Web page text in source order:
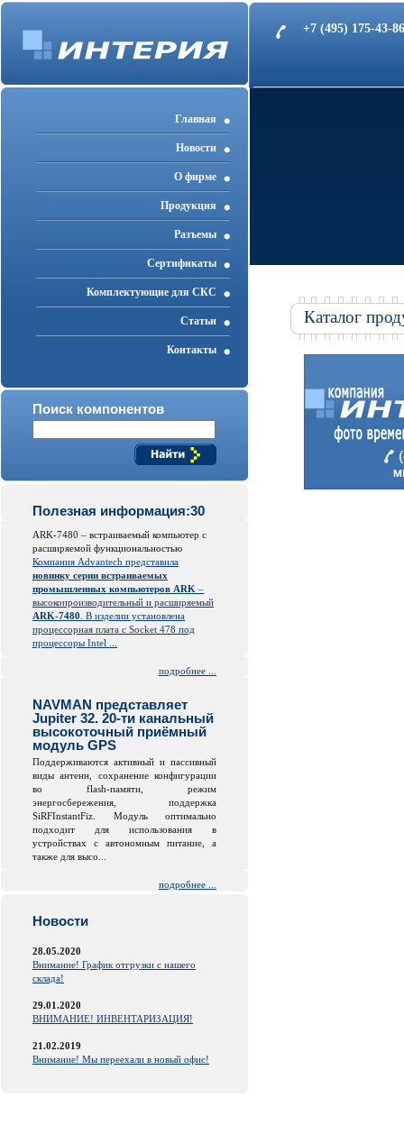
+7 (495) 175-43-
Главная
Новости
О фирме
Продукция
Разъемы
Cертификаты
Комплектующие для СКС
Статьи
Контакты
Поиск компонентов
Полезная информация:30
ARK-7480 – встраиваемый компьютер с
расширяемой функциональностью
Компания Advantech представила
новинку серии встраиваемых
промышленных компьютеров ARK –
высокопроизводительный и расширяемый
ARK-7480 . В изделии установлена
процессорная плата с Socket 478 под
процессоры Intel ...
подробнее ...
NAVMAN представляет
Jupiter 32. 20-ти канальный
высокоточный приёмный
модуль GPS
Поддерживаются активный и пассивный
виды антенн, сохранение конфигурации
во flash-памяти, режим
энергосбережения, поддержка
SiRFInstantFiz. Модуль оптимально
подходит для использования в
устройствах с автономным питание, а
также для высо...
подробнее ...
Новости
28.05.2020
Внимание! График отгрузки с нашего
склада!
29.01.2020
ВНИМАНИЕ! ИНВЕНТАРИЗАЦИЯ!
21.02.2019
Внимание! Мы переехали в новый офис!
Каталог